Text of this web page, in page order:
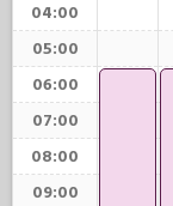
04:00
05:00
06:00
07:00
08:00
09:00